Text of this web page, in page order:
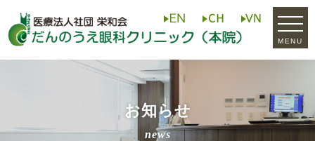
MENU
お知らせ
news